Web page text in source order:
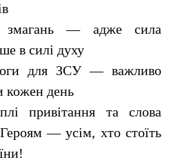
змагань — адже сила
в силі духу
для ЗСУ — важливо
кожен день
привітання та слова
— усім, хто стоїть